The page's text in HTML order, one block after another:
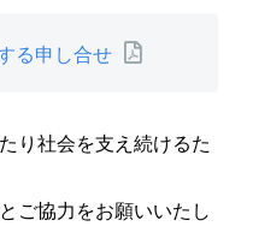
る申し合せ
り社会を支え続けるた
ご協力をお願いいたし